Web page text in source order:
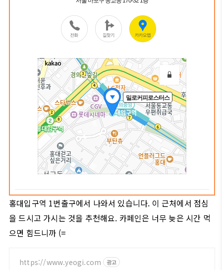
홍대입구역 1번출구에서 나와서 있습니다. 이 근처에서 점심
을 드시고 가시는 것을 추천해요. 카페인은 너무 늦은 시간 먹
으면 힘드니까 (=
https://www.yeogi.com 광고